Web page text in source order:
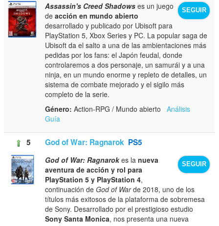
SEGUIR
Assassin's Creed Shadows es un juego
deacción en mundo abierto
desarrollado y publicado por Ubisoft para
PlayStation 5, Xbox Series y PC. La popular saga de
Ubisoft da el salto a una de las ambientaciones más
pedidas por los fans: el Japón feudal, donde
controlaremos a dos personaje, un samurái y a una
ninja, en un mundo enorme y repleto de detalles, un
sistema de combate mejorado y el sigilo más
completo de la serie.
Género: Action-RPG / Mundo abiertoAnálisis
Guía
5 God of War: Ragnarok PS5
SEGUIR
God of War: Ragnarokes lanueva
aventura de acción y rol para
PlayStation 5 y PlayStation 4,
continuación deGod of Warde 2018, uno de los
títulos más exitosos de la plataforma de sobremesa
de Sony. Desarrollado por el prestigioso estudio
Sony Santa Monica, nos presenta una nueva